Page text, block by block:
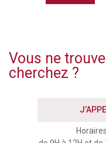
Vous ne
cherchez ?